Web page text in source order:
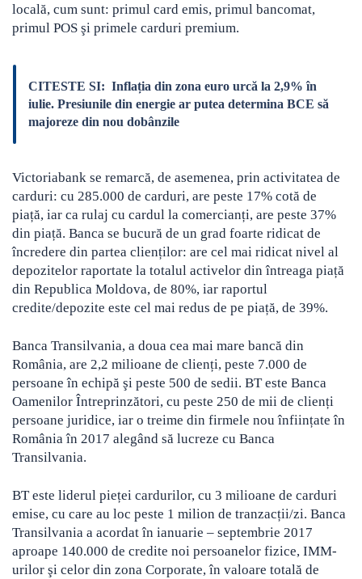
locală, cum sunt: primul card emis, primul bancomat,
primul POS şi primele carduri premium.
CITESTE SI: Inflația din zona euro urcă la 2,9% în
iulie. Presiunile din energie ar putea determina BCE să
majoreze din nou dobânzile
Victoriabank se remarcă, de asemenea, prin activitatea de
carduri: cu 285.000 de carduri, are peste 17% cotă de
piață, iar ca rulaj cu cardul la comercianți, are peste 37%
din piață. Banca se bucură de un grad foarte ridicat de
încredere din partea clienților: are cel mai ridicat nivel al
depozitelor raportate la totalul activelor din întreaga piață
din Republica Moldova, de 80%, iar raportul
credite/depozite este cel mai redus de pe piață, de 39%.
Banca Transilvania, a doua cea mai mare bancă din
România, are 2,2 milioane de clienți, peste 7.000 de
persoane în echipă şi peste 500 de sedii. BT este Banca
Oamenilor Întreprinzători, cu peste 250 de mii de clienți
persoane juridice, iar o treime din firmele nou înființate în
România în 2017 alegând să lucreze cu Banca
Transilvania.
BT este liderul pieței cardurilor, cu 3 milioane de carduri
emise, cu care au loc peste 1 milion de tranzacții/zi. Banca
Transilvania a acordat în ianuarie – septembrie 2017
aproape 140.000 de credite noi persoanelor fizice, IMM-
urilor şi celor din zona Corporate, în valoare totală de